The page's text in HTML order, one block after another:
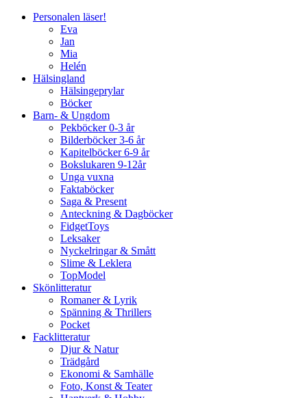
Personalen läser!
Eva
Jan
Mia
Helén
Hälsingland
Hälsingeprylar
Böcker
Barn- & Ungdom
Pekböcker 0-3 år
Bilderböcker 3-6 år
Kapitelböcker 6-9 år
Bokslukaren 9-12år
Unga vuxna
Faktaböcker
Saga & Present
Anteckning & Dagböcker
FidgetToys
Leksaker
Nyckelringar & Smått
Slime & Leklera
TopModel
Skönlitteratur
Romaner & Lyrik
Spänning & Thrillers
Pocket
Facklitteratur
Djur & Natur
Trädgård
Ekonomi & Samhälle
Foto, Konst & Teater